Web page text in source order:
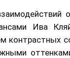
Ива
контрастных